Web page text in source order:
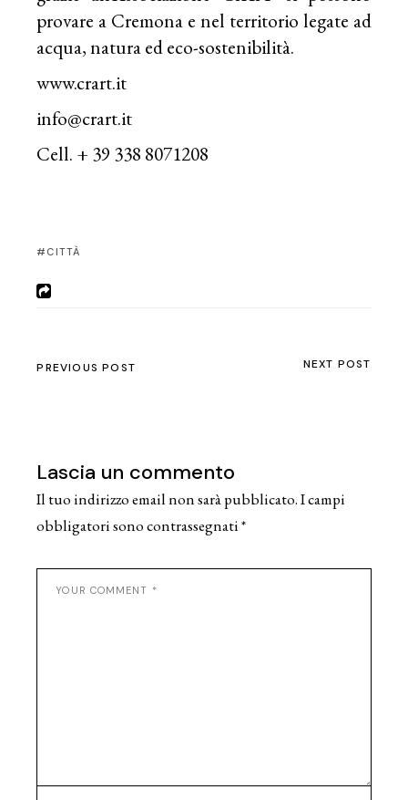
provare a Cremona e nel territorio legate ad
acqua, natura ed eco-sostenibilità.
www.crart.it
info@crart.it
Cell. + 39 338 8071208
CITTÀ
PREVIOUS POST NEXT POST
Lascia un commento
Il tuo indirizzo email non sarà pubblicato.I campi
obbligatori sono contrassegnati*